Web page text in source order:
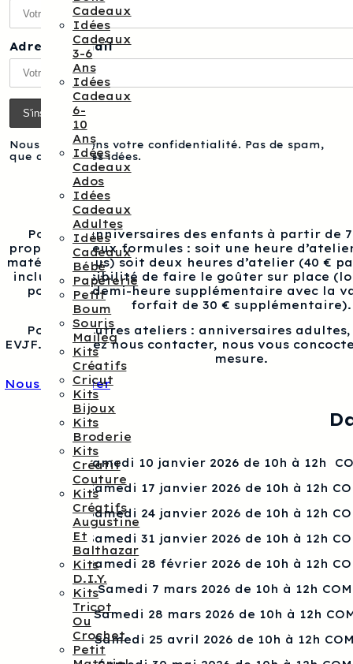
Cadeaux
Idées
Cadeaux
3-6
Ans
Idées
Cadeaux
6-
10
Ans
Idées
Cadeaux
Ados
Idées
Cadeaux
Adultes
Idées
Cadeaux
Bébé
Papèterie
Petit
Boum
Souris
Maileg
Kits
Créatifs
Cricut
Kits
Bijoux
Kits
Broderie
Kits
Créatif
Couture
Kits
Créatifs
Augustine
Et
Balthazar
Kits
D.I.Y.
Kits
Tricot
Ou
Crochet
Petit
Adresse e-mail
Nous respectons votre confidentialité. Pas de spam,
que des bonnes idées.
Pour les anniversaires des enfants à partir de
proposons deux formules : soit une heure
matériel inclus) soit deux heures d’atelier (40 €
inclus), possibilité de faire le goûter sur place
pour une demi-heure supplémentaire avec la
forfait de 30 € supplémentaire).
Pour les autres ateliers : anniversaires
EVJF…, veuillez nous contacter, nous vous
mesure.
Nous contacter
Samedi 10 janvier 2026 de 10h à 12h
Samedi 17 janvier 2026 de 10h à 12h
Samedi 24 janvier 2026 de 10h à 12h
Samedi 31 janvier 2026 de 10h à 12h
Samedi 28 février 2026 de 10h à 12h
Samedi 7 mars 2026 de 10h à 12h
Samedi 28 mars 2026 de 10h à 12h
Samedi 25 avril 2026 de 10h à 12h